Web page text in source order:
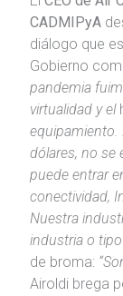
CADMIPyA
diálogo que
Gobierno
pandemia
virtualidad y el
equipamiento.
dólares, no se
puede entrar
conectividad,
Nuestra
industria o
de broma:
Airoldi brega